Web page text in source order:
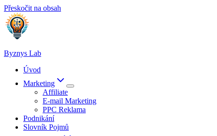
Přeskočit na obsah
Byznys Lab
Úvod
Marketing
Affiliate
E-mail Marketing
PPC Reklama
Podnikání
Slovník Pojmů